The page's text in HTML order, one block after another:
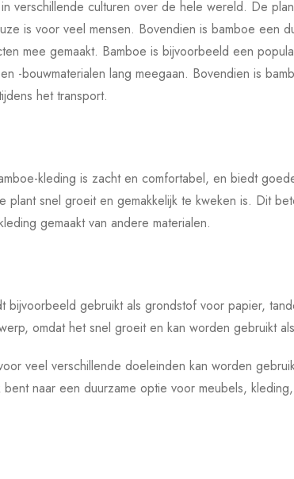
verschillende culturen over de hele wereld. De
is voor veel mensen. Bovendien is bamboe een
mee gemaakt. Bamboe is bijvoorbeeld een
-bouwmaterialen lang meegaan. Bovendien is
het transport.
kleding is zacht en comfortabel, en biedt
snel groeit en gemakkelijk te kweken is. Dit
gemaakt van andere materialen.
gebruikt als grondstof voor papier,
omdat het snel groeit en kan worden gebruikt
veel verschillende doeleinden kan worden
naar een duurzame optie voor meubels,